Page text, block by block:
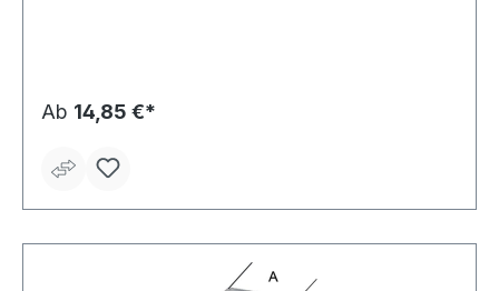
Ab 14,85 €*